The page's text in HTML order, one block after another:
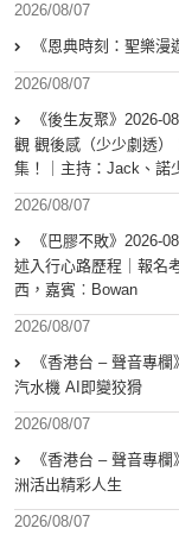
2026/08/07
《恩典時刻：聖樂
2026/08/07
《後生友聚》2026-
觀 觀後感（少少劇透）
集！｜主持：Jack、諾
2026/08/07
《巴膠不敗》2026-
述入行心路歷程｜報名
西，嘉賓︰Bowan
2026/08/07
《香港台 – 聲音專
汽水機 AI即變狡猾
2026/08/07
《香港台 – 聲音專
洲活出精彩人生
2026/08/07